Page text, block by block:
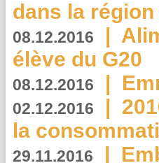
dans la
08.12.2016 |
élève du G20
08.12.2016 |
02.12.2016 |
la
29.11.2016 |